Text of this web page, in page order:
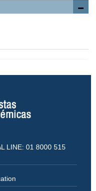
LINE: 01 8000 515